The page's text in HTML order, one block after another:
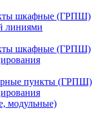
шкафные (ГРПШ)
линиями
шкафные (ГРПШ)
пункты (ГРПШ)
модульные)